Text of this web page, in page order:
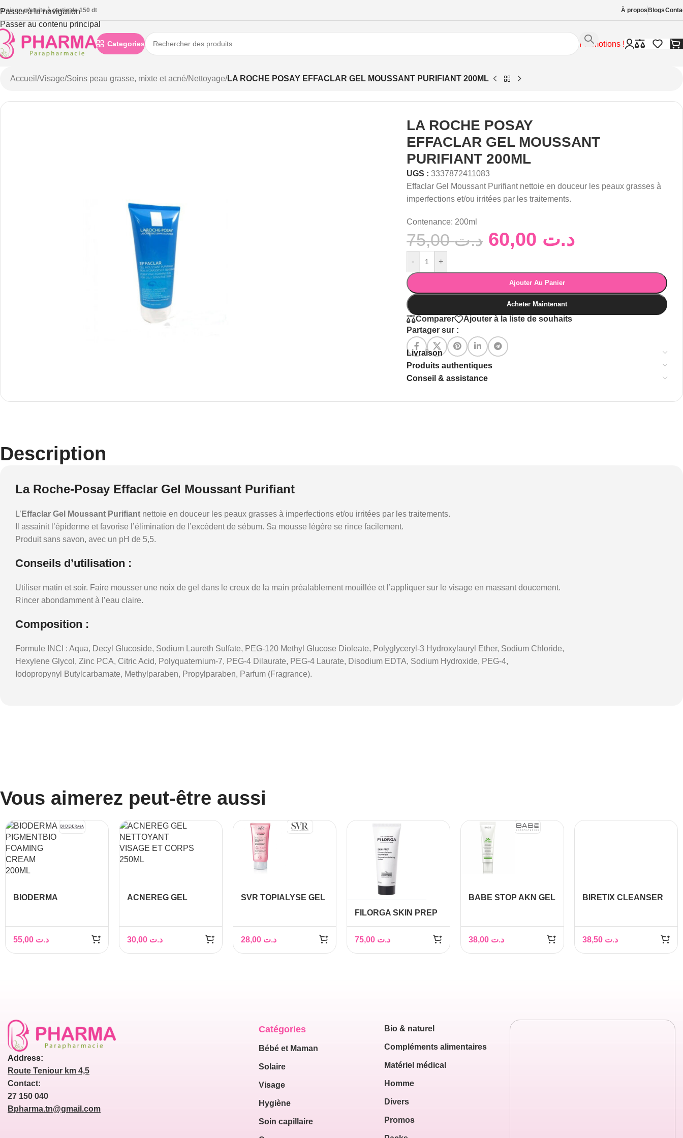
Passer à la navigation
Passer au contenu principal
gratuite à partie de 150 dt À propos Blogs
Categories Promotions !
Accueil /Visage/Soins peau grasse, mixte et acné/Nettoyage/LA ROCHE POSAY EFFACLAR GEL MOUSSANT PURIFIANT 200ML
LA ROCHE POSAY
EFFACLAR GEL MOUSSANT
PURIFIANT 200ML
UGS :3337872411083
Effaclar Gel Moussant Purifiant nettoie en douceur les peaux grasses à
imperfections et/ou irritées par les traitements.
Contenance: 200ml
د.ت75,00 د.ت
- +
Ajouter Au Panier
Acheter Maintenant
Comparer
Ajouter à la liste de souhaits
Partager sur :
Livraison
Produits authentiques
Conseil & assistance
Description
La Roche-Posay Effaclar Gel Moussant Purifiant
L’ Effaclar Gel Moussant Purifiant nettoie en douceur les peaux grasses à imperfections et/ou irritées par les traitements.
Il assainit l’épiderme et favorise l’élimination de l’excédent de sébum. Sa mousse légère se rince facilement.
Produit sans savon, avec un pH de 5,5.
Conseils d’utilisation :
Utiliser matin et soir. Faire mousser une noix de gel dans le creux de la main préalablement mouillée et l’appliquer sur le visage en massant doucement.
Rincer abondamment à l’eau claire.
Composition :
Formule INCI : Aqua, Decyl Glucoside, Sodium Laureth Sulfate, PEG-120 Methyl Glucose Dioleate, Polyglyceryl-3 Hydroxylauryl Ether, Sodium Chloride,
Hexylene Glycol, Zinc PCA, Citric Acid, Polyquaternium-7, PEG-4 Dilaurate, PEG-4 Laurate, Disodium EDTA, Sodium Hydroxide, PEG-4,
Iodopropynyl Butylcarbamate, Methylparaben, Propylparaben, Parfum (Fragrance).
Vous aimerez peut-être aussi
BIODERMA
د.ت
ACNEREG GEL
د.ت
SVR TOPIALYSE GEL
د.ت
FILORGA SKIN PREP
ENZYMATIQUE 75 ML
د.ت
BABE STOP AKN GEL
د.ت
BIRETIX CLEANSER
د.ت
Address:
Route Teniour km 4,5
Contact:
27 150 040
Bpharma.tn@gmail.com
Catégories
Bébé et Maman
Solaire
Visage
Hygiène
Soin capillaire
Bio & naturel
Compléments alimentaires
Matériel médical
Homme
Divers
Promos